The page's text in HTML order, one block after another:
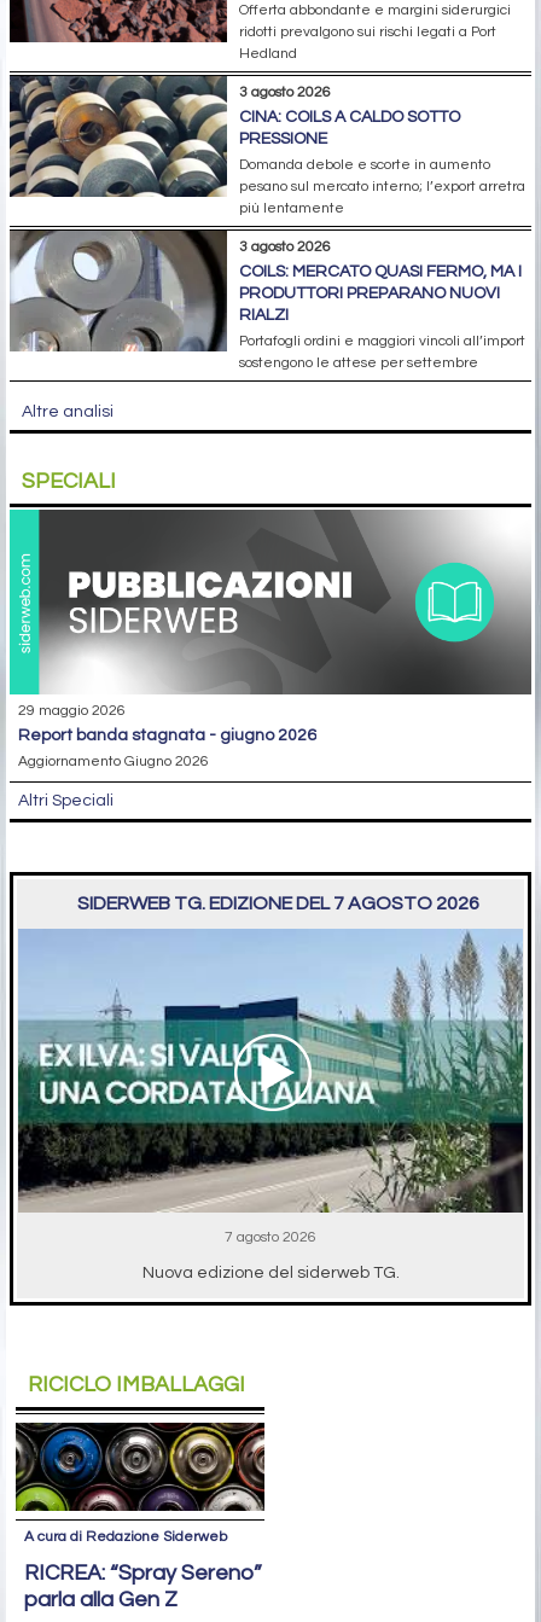
Offerta abbondante e margini siderurgici
ridotti prevalgono sui rischi legati a Port
Hedland
3 agosto 2026
CINA: COILS A CALDO SOTTO
PRESSIONE
Domanda debole e scorte in aumento
pesano sul mercato interno; l’export arretra
più lentamente
3 agosto 2026
COILS: MERCATO QUASI FERMO, MA I
PRODUTTORI PREPARANO NUOVI
RIALZI
Portafogli ordini e maggiori vincoli all’import
sostengono le attese per settembre
Altre analisi
SPECIALI
29 maggio 2026
report banda stagnata - giugno 2026
Aggiornamento Giugno 2026
Altri Speciali
SIDERWEB TG. EDIZIONE DEL 7 AGOSTO 2026
7 agosto 2026
Nuova edizione del siderweb TG.
RICICLO IMBALLAGGI
A cura di Redazione Siderweb
RICREA: “Spray Sereno”
parla alla Gen Z